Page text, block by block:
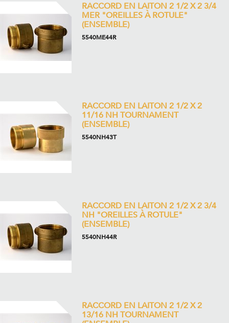
RACCORD EN LAITON 2 1/2 X 2 3/4
MER "OREILLES À ROTULE"
(ENSEMBLE)
5540ME44R
RACCORD EN LAITON 2 1/2 X 2
11/16 NH TOURNAMENT
(ENSEMBLE)
5540NH43T
RACCORD EN LAITON 2 1/2 X 2 3/4
NH "OREILLES À ROTULE"
(ENSEMBLE)
5540NH44R
RACCORD EN LAITON 2 1/2 X 2
13/16 NH TOURNAMENT